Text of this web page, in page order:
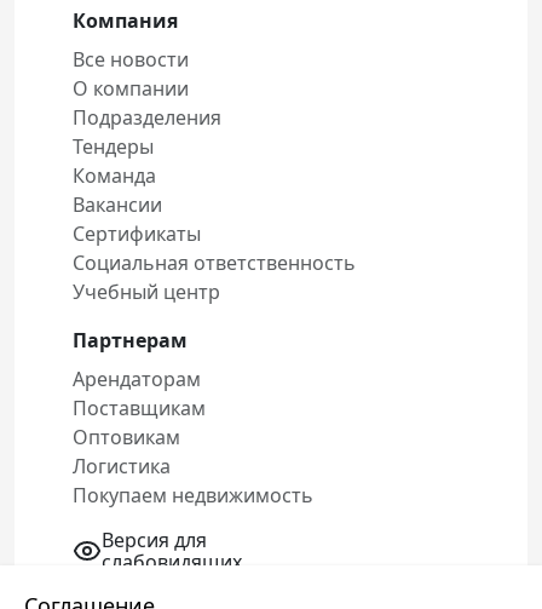
Компания
Все новости
О компании
Подразделения
Тендеры
Команда
Вакансии
Сертификаты
Социальная ответственность
Учебный центр
Партнерам
Арендаторам
Поставщикам
Оптовикам
Логистика
Покупаем недвижимость
Версия для
слабовидящих